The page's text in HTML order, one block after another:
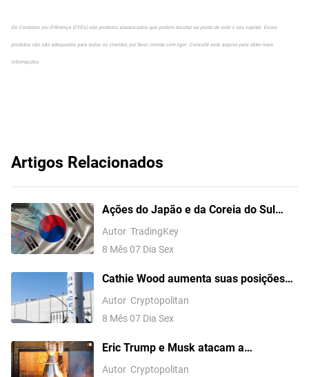
Os Contratos por Diferença (CFDs) são produtos alavancados que podem resultar na perda de todo o seu capital. Esses
produtos não são adequados para todos os clientes; por favor, invista com rigor. Consulte este arquivo para obter mais
informações.
Artigos Relacionados
Ações do Japão e da Coreia do Sul
Fecham em Queda; Kospi Recua 0,6%,
SK Hynix Cai Quase 5%, SoftBank
Autor TradingKey
8 Mês 07 Dia Sex
Cathie Wood aumenta suas posições
em Circle e SpaceX enquanto as ações
da SpaceX caem 13,6%
Autor Cryptopolitan
8 Mês 07 Dia Sex
Eric Trump e Musk atacam a
Bloomberg pela cobertura da SpaceX
Autor Cryptopolitan